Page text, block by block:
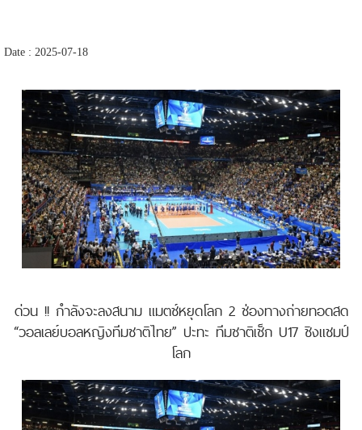
Date : 2025-07-18
ด่วน !! กำลังจะลงสนาม แมตช์หยุดโลก 2 ช่องทางถ่ายทอดสด
“วอลเลย์บอลหญิงทีมชาติไทย” ปะทะ ทีมชาติเช็ก U17 ชิงแชมป์
โลก